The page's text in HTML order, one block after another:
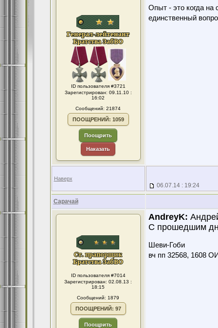
ID пользователя #3721
Зарегистрирован: 09.11.10 :
16:02
Сообщений: 21874
ПООЩРЕНИЙ: 1059
Поощрить
Наказать
Опыт - это когда на
единственный
Наверх
06.07.14 : 19:24
Сарачай
ID пользователя #7014
Зарегистрирован: 02.08.13 :
18:15
Сообщений: 1879
ПООЩРЕНИЙ: 97
Поощрить
AndreyK:
С прошедшим
Шеви-Гоби
вч пп 32568, 1608